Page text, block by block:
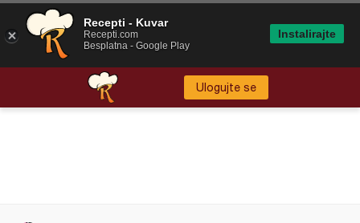
Ulogujte se
Recepti - Kuvar
Recepti.com
Besplatna - Google Play
Instalirajte